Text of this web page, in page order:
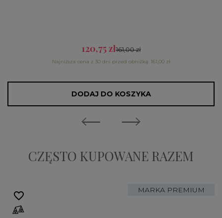
120,75 zł161,00 zł
Najniższa cena z 30 dni przed obniżką: 161,00 zł
DODAJ DO KOSZYKA
CZĘSTO KUPOWANE RAZEM
MARKA PREMIUM
favorite_border